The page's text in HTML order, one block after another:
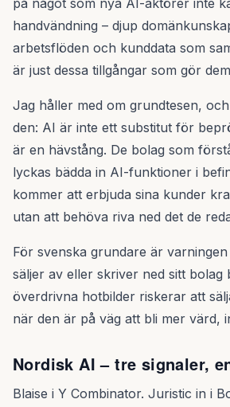
på något som nya AI-aktörer inte
handvändning – djup
arbetsflöden och kunddata som
är just dessa tillgångar som gör
Jag håller med om grundtesen,
den: AI är inte ett substitut för
är en hävstång. De bolag som
lyckas bädda in AI-funktioner i
kommer att erbjuda sina kunder
utan att behöva riva ned det de
För svenska grundare är
säljer av eller skriver ned sitt bolag
överdrivna hotbilder riskerar att
när den är på väg att bli mer värd,
Nordisk AI – tre signaler,
Blaise i Y Combinator. Juristic in i